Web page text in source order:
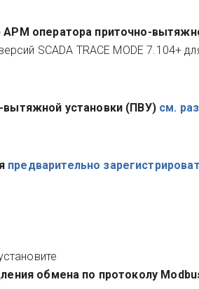
АРМ оператора приточно-
SCADA TRACE MODE 7.104+
установки (ПВУ) см.
предварительно
обмена по протоколу